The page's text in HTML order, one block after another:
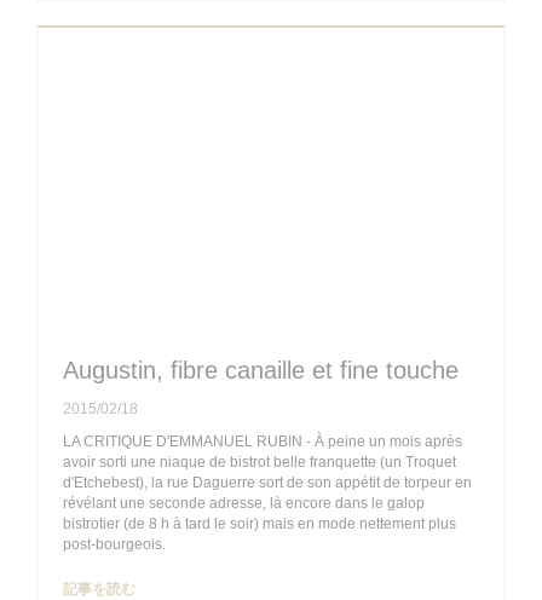
Augustin, fibre canaille et fine touche
2015/02/18
LA CRITIQUE D'EMMANUEL RUBIN - À peine un mois après
avoir sorti une niaque de bistrot belle franquette (un Troquet
d'Etchebest), la rue Daguerre sort de son appétit de torpeur en
révélant une seconde adresse, là encore dans le galop
bistrotier (de 8 h à tard le soir) mais en mode nettement plus
post-bourgeois.
記事を読む((新しいウィンドウで開きます))